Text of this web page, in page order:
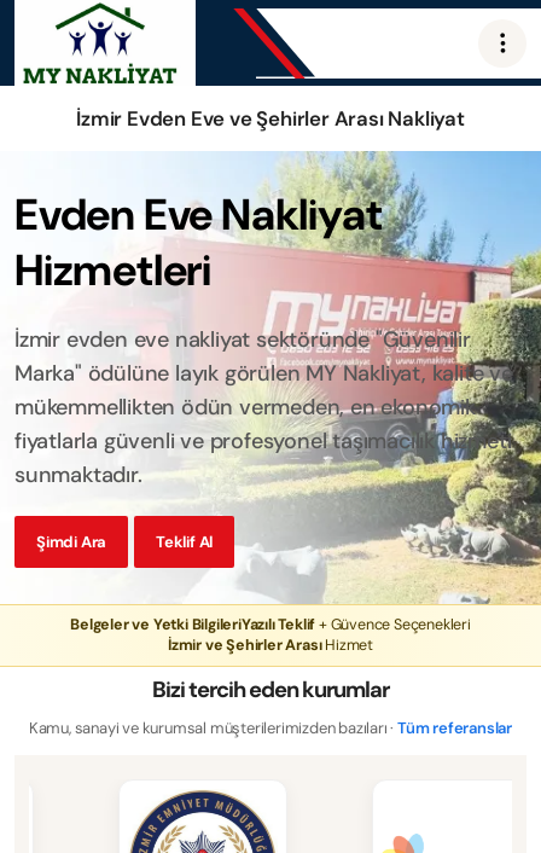
İzmir Evden Eve ve Şehirler Arası Nakliyat
Evden Eve Nakliyat
Hizmetleri
İzmir evden eve nakliyat sektöründe "Güvenilir
Marka" ödülüne layık görülen MY Nakliyat, kalite ve
mükemmellikten ödün vermeden, en ekonomik
fiyatlarla güvenli ve profesyonel taşımacılık hizmeti
sunmaktadır.
Şimdi Ara Teklif Al
Belgeler ve Yetki BilgileriYazılı Teklif+ Güvence Seçenekleri
İzmir ve Şehirler ArasıHizmet
Bizi tercih eden kurumlar
Kamu, sanayi ve kurumsal müşterilerimizden bazıları ·Tüm referanslar